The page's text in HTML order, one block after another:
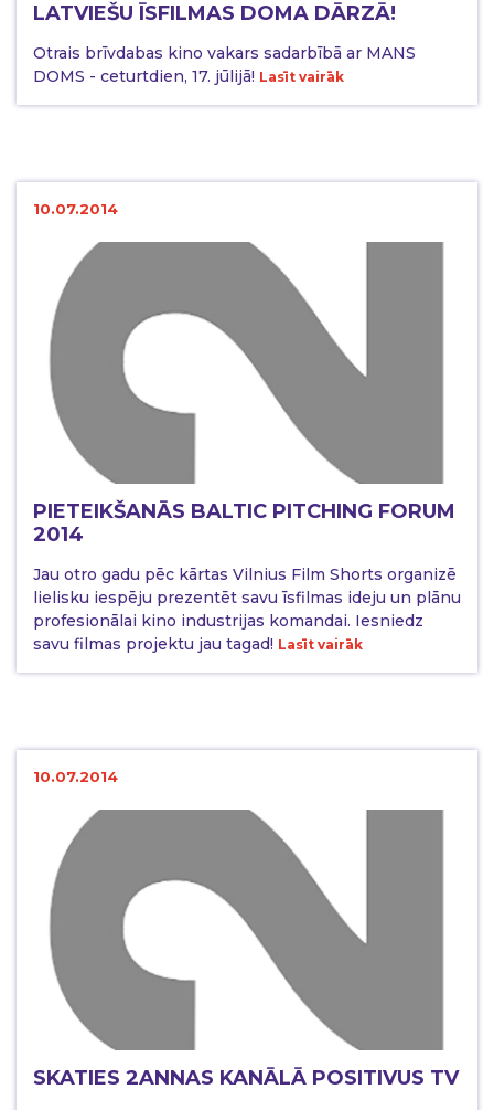
LATVIEŠU ĪSFILMAS DOMA DĀRZĀ!
Otrais brīvdabas kino vakars sadarbībā ar MANS
DOMS - ceturtdien, 17. jūlijā! Lasīt vairāk
10.07.2014
PIETEIKŠANĀS BALTIC PITCHING FORUM
2014
Jau otro gadu pēc kārtas Vilnius Film Shorts organizē
lielisku iespēju prezentēt savu īsfilmas ideju un plānu
profesionālai kino industrijas komandai. Iesniedz
savu filmas projektu jau tagad! Lasīt vairāk
10.07.2014
SKATIES 2ANNAS KANĀLĀ POSITIVUS TV